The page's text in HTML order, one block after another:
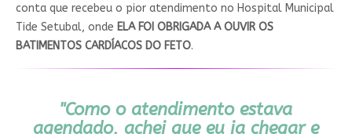
conta que recebeu o pior atendimento no Hospital Municipal
Tide Setubal, onde ELA FOI OBRIGADA A OUVIR OS
BATIMENTOS CARDÍACOS DO FETO.
"Como o atendimento estava
agendado, achei que eu ia chegar e